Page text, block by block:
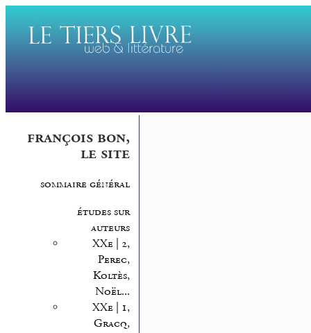
françois bon,
le site
sommaire général
études sur
auteurs
XXe | 2,
Perec,
Koltès,
Noël...
XXe | 1,
Gracq,